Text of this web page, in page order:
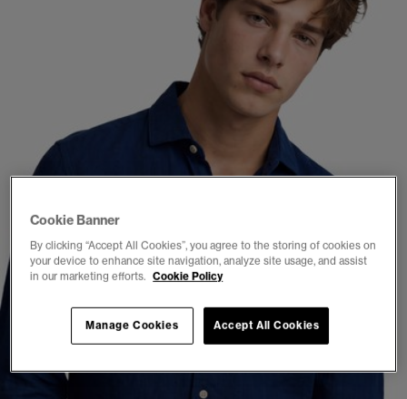
Cookie Banner
By clicking “Accept All Cookies”, you agree to the storing of cookies on
your device to enhance site navigation, analyze site usage, and assist
in our marketing efforts. Cookie Policy
Accept All Cookies
Manage Cookies